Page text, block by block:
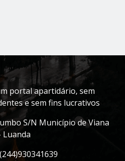
portal apartidário, sem
e sem fins lucrativos
S/N Município de Viana
Luanda